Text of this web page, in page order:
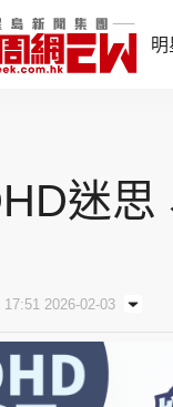
明
通
迷思
2026-02-03